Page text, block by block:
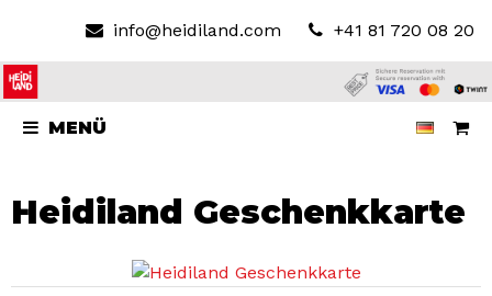
info@heidiland.com +41 81 720 08 20
MENÜ
Heidiland Geschenkkarte